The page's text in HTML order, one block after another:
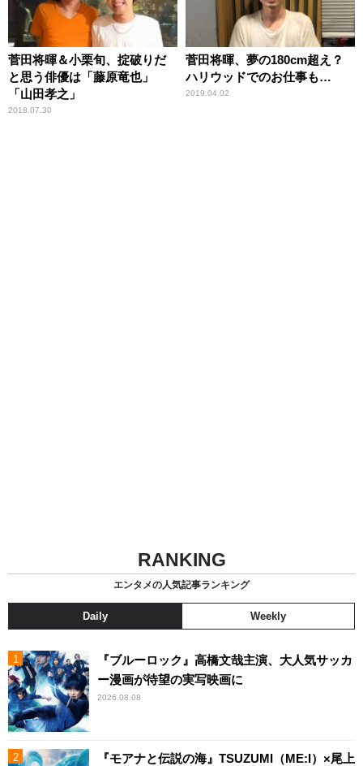
菅田将暉＆小栗旬、掟破りだ
と思う俳優は「藤原竜也」
「山田孝之」
2018.07.30
菅田将暉、夢の180cm超え？
ハリウッドでのお仕事も…
2019.04.02
RANKING
エンタメの人気記事ランキング
Daily Weekly
『ブルーロック』高橋文哉主演、大人気サッカ
ー漫画が待望の実写映画に
2026.08.08
『モアナと伝説の海』TSUZUMI（ME:I）×尾上